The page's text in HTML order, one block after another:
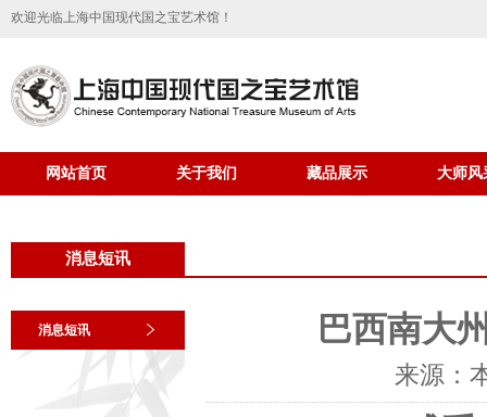
欢迎光临上海中国现代国之宝艺术馆！
网站首页 关于我们 藏品展示 大师风
消息短讯
消息短讯 巴西南大
来源：